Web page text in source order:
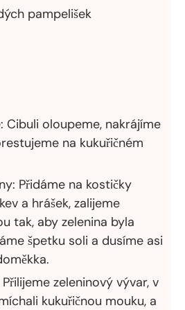
pampelišek
Cibuli oloupeme, nakrájíme
na kukuřičném
Přidáme na kostičky
a hrášek, zalijeme
tak, aby zelenina byla
špetku soli a dusíme asi
zeleninový vývar, v
kukuřičnou mouku, a